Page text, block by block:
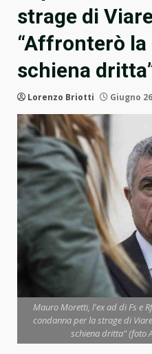
strage di
“Affronterò la
schiena
Lorenzo Briotti Giugno
Mauro Moretti, l'ex ad di Fs e
condanna per la strage di
schiena dritta" (foto